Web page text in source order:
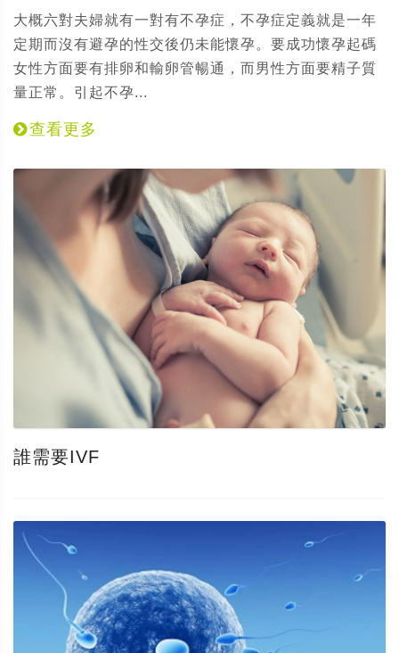
大概六對夫婦就有一對有不孕症，不孕症定義就是一年
定期而沒有避孕的性交後仍未能懷孕。要成功懷孕起碼
女性方面要有排卵和輸卵管暢通，而男性方面要精子質
量正常。引起不孕...
查看更多
誰需要IVF